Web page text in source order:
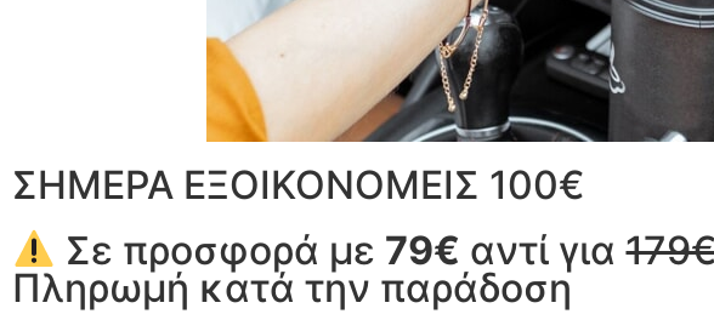
ΣΗΜΕΡΑ ΕΞΟΙΚΟΝΟΜΕΙΣ 100€
Σε προσφορά με 79€ αντί για
Πληρωμή κατά την παράδοση